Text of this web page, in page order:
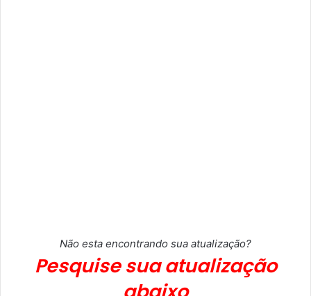
Não esta encontrando sua atualização?
Pesquise sua atualização